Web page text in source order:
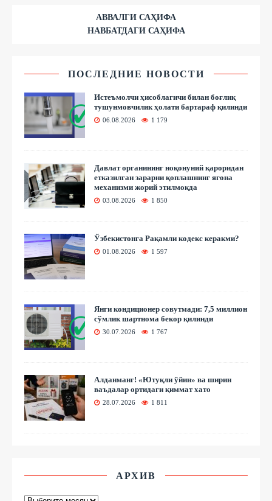
АВВАЛГИ САҲИФА
НАВБАТДАГИ САҲИФА
ПОСЛЕДНИЕ НОВОСТИ
Истеъмолчи ҳисоблагичи билан боғлиқ
тушунмовчилик ҳолати бартараф қилинди
06.08.2026 1 179
Давлат органининг ноқонуний қароридан
етказилган зарарни қоплашнинг ягона
механизми жорий этилмоқда
03.08.2026 1 850
Ўзбекистонга Рақамли кодекс керакми?
01.08.2026 1 597
Янги кондиционер совутмади: 7,5 миллион
сўмлик шартнома бекор қилинди
30.07.2026 1 767
Алданманг! «Ютуқли ўйин» ва ширин
ваъдалар ортидаги қиммат хато
28.07.2026 1 811
АРХИВ